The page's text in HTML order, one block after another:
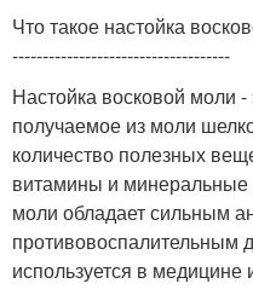
Что такое настойка
------------------------------------
Настойка восковой моли -
получаемое из моли
количество полезных
витамины и минеральные
моли обладает сильным
противовоспалительным
используется в медицине